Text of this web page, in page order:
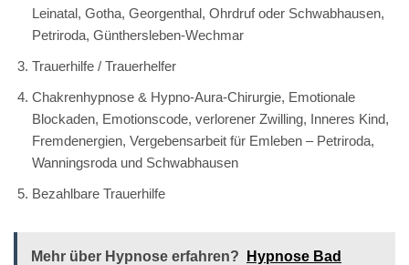
Leinatal, Gotha, Georgenthal, Ohrdruf oder Schwabhausen,
Petriroda, Günthersleben-Wechmar
Trauerhilfe / Trauerhelfer
Chakrenhypnose & Hypno-Aura-Chirurgie, Emotionale
Blockaden, Emotionscode, verlorener Zwilling, Inneres Kind,
Fremdenergien, Vergebensarbeit für Emleben – Petriroda,
Wanningsroda und Schwabhausen
Bezahlbare Trauerhilfe
Mehr über Hypnose erfahren?
Hypnose Bad